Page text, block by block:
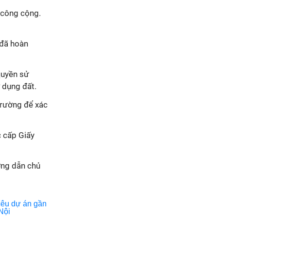
cộng.
hoàn
sử
đất.
để xác
cấp Giấy
dẫn chủ